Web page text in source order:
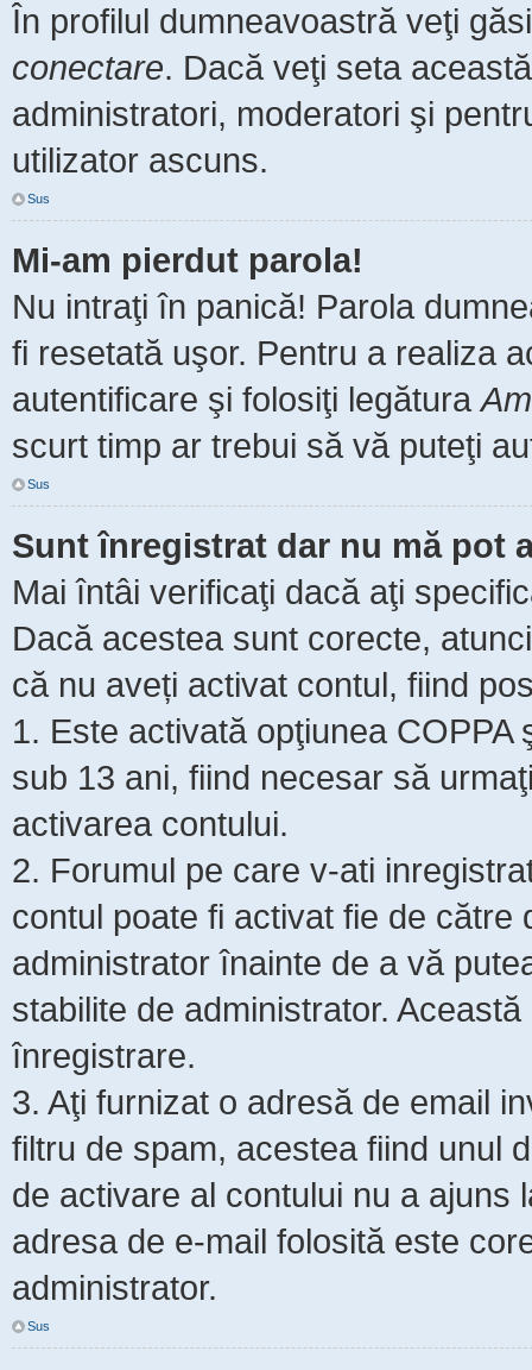
În profilul dumneavoastră veţi
conectare. Dacă veţi seta
administratori, moderatori şi
utilizator ascuns.
Sus
Mi-am pierdut parola!
Nu intraţi în panică! Parola
fi resetată uşor. Pentru a realiza
autentificare şi folosiţi legătura
scurt timp ar trebui să vă puteţi
Sus
Sunt înregistrat dar nu mă pot
Mai întâi verificaţi dacă aţi
Dacă acestea sunt corecte,
că nu aveți activat contul, fiind
1. Este activată opţiunea
sub 13 ani, fiind necesar să
activarea contului.
2. Forumul pe care v-ati
contul poate fi activat fie de
administrator înainte de a vă
stabilite de administrator.
înregistrare.
3. Aţi furnizat o adresă de email
filtru de spam, acestea fiind unul
de activare al contului nu a ajuns
adresa de e-mail folosită este
administrator.
Sus